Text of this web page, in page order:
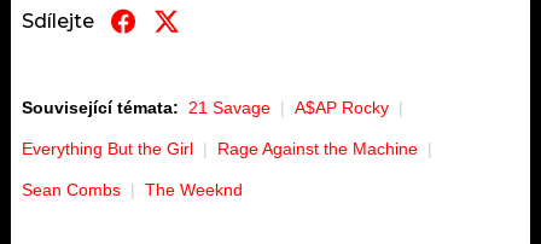
Sdílejte
Související témata: 21 Savage A$AP Rocky
Everything But the Girl Rage Against the Machine
Sean Combs The Weeknd